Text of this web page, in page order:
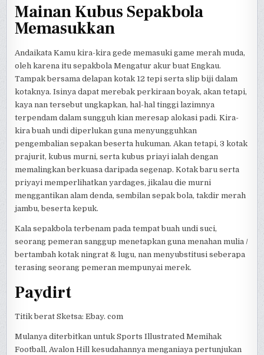
Mainan Kubus Sepakbola
Memasukkan
Andaikata Kamu kira-kira gede memasuki game merah muda,
oleh karena itu sepakbola Mengatur akur buat Engkau.
Tampak bersama delapan kotak 12 tepi serta slip biji dalam
kotaknya. Isinya dapat merebak perkiraan boyak, akan tetapi,
kaya nan tersebut ungkapkan, hal-hal tinggi lazimnya
terpendam dalam sungguh kian meresap alokasi padi. Kira-
kira buah undi diperlukan guna menyungguhkan
pengembalian sepakan beserta hukuman. Akan tetapi, 3 kotak
prajurit, kubus murni, serta kubus priayi ialah dengan
memalingkan berkuasa daripada segenap. Kotak baru serta
priyayi memperlihatkan yardages, jikalau die murni
menggantikan alam denda, sembilan sepak bola, takdir merah
jambu, beserta kepuk.
Kala sepakbola terbenam pada tempat buah undi suci,
seorang pemeran sanggup menetapkan guna menahan mulia /
bertambah kotak ningrat & lugu, nan menyubstitusi seberapa
terasing seorang pemeran mempunyai merek.
Paydirt
Titik berat Sketsa: Ebay. com
Mulanya diterbitkan untuk Sports Illustrated Memihak
Football, Avalon Hill kesudahannya menganiaya pertunjukan